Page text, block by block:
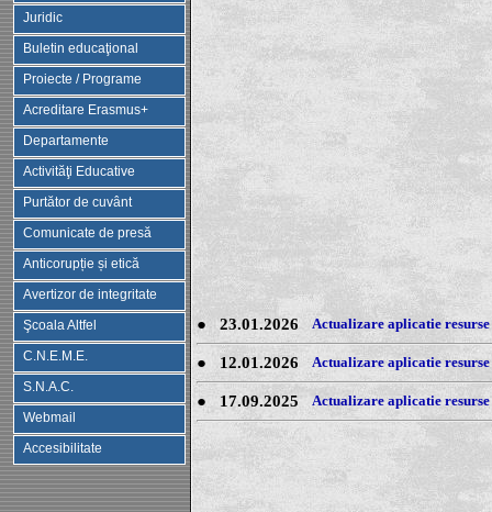
Juridic
Buletin educaţional
Proiecte / Programe
Acreditare Erasmus+
Departamente
Activităţi Educative
Purtător de cuvânt
Comunicate de presă
Anticorupție și etică
Avertizor de integritate
Şcoala Altfel
C.N.E.M.E.
S.N.A.C.
Webmail
Accesibilitate
●23.01.2026 Actualizare aplicatie resurse
● 12.01.2026 Actualizare aplicatie resurse
● 17.09.2025 Actualizare aplicatie resurse